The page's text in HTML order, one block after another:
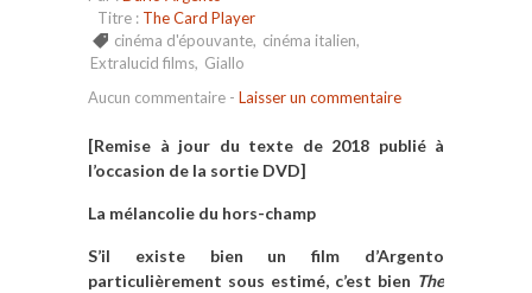
Titre : The Card Player
cinéma d'épouvante, cinéma italien,
Extralucid films, Giallo
Aucun commentaire - Laisser un commentaire
[Remise à jour du texte de 2018 publié à
l’occasion de la sortie DVD]
La mélancolie du hors-champ
S’il existe bien un film d’Argento
particulièrement sous estimé, c’est bien The